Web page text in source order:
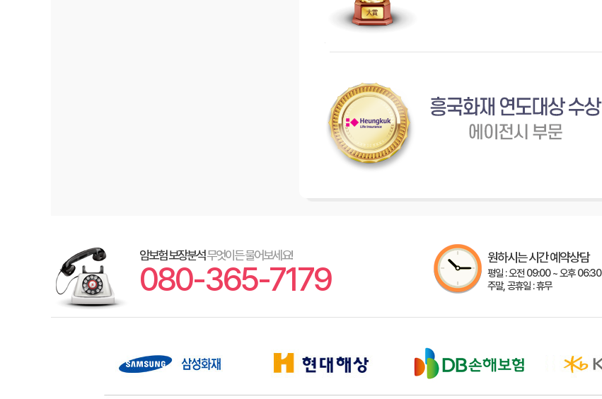
암보험 보장분석무엇이든 물어보세요!
080-365-7179
원하시는 시간 예약상담
평일 : 오전 09:00 ~ 오후 06:30
주말, 공휴일 : 휴무